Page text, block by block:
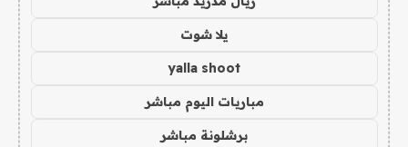
يلا شوت
yalla shoot
مباريات اليوم مباشر
برشلونة مباشر